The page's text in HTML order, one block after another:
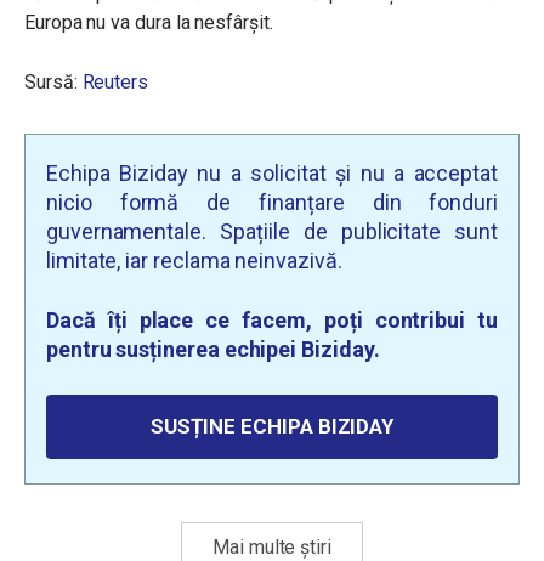
Europa nu va dura la nesfârșit.
Sursă: Reuters
Echipa Biziday nu a solicitat și nu a acceptat
nicio formă de finanțare din fonduri
guvernamentale. Spațiile de publicitate sunt
limitate, iar reclama neinvazivă.
Dacă îți place ce facem, poți contribui tu
pentru susținerea echipei Biziday.
SUSȚINE ECHIPA BIZIDAY
Mai multe știri